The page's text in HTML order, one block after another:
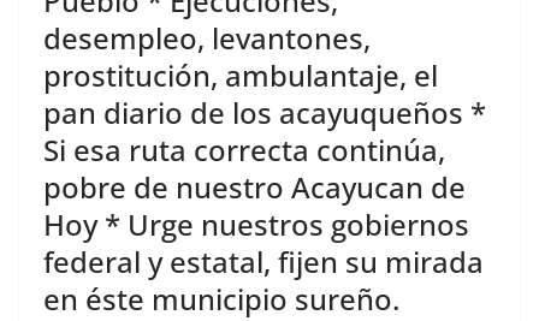
desempleo, levantones,
prostitución, ambulantaje, el
pan diario de los acayuqueños *
Si esa ruta correcta continúa,
pobre de nuestro Acayucan de
Hoy * Urge nuestros gobiernos
federal y estatal, fijen su mirada
en éste municipio sureño.